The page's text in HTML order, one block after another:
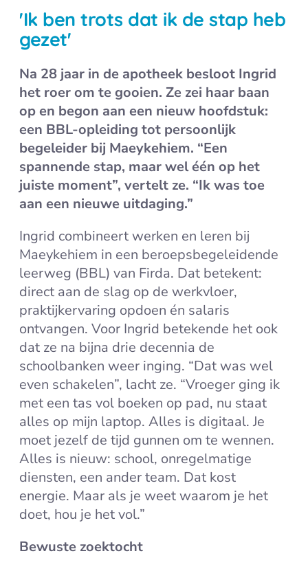
'Ik ben trots dat ik de stap heb
gezet'
Na 28 jaar in de apotheek besloot Ingrid
het roer om te gooien. Ze zei haar baan
op en begon aan een nieuw hoofdstuk:
een BBL-opleiding tot persoonlijk
begeleider bij Maeykehiem. “Een
spannende stap, maar wel één op het
juiste moment”, vertelt ze. “Ik was toe
aan een nieuwe uitdaging.”
Ingrid combineert werken en leren bij
Maeykehiem in een beroepsbegeleidende
leerweg (BBL) van Firda. Dat betekent:
direct aan de slag op de werkvloer,
praktijkervaring opdoen én salaris
ontvangen. Voor Ingrid betekende het ook
dat ze na bijna drie decennia de
schoolbanken weer inging. “Dat was wel
even schakelen”, lacht ze. “Vroeger ging ik
met een tas vol boeken op pad, nu staat
alles op mijn laptop. Alles is digitaal. Je
moet jezelf de tijd gunnen om te wennen.
Alles is nieuw: school, onregelmatige
diensten, een ander team. Dat kost
energie. Maar als je weet waarom je het
doet, hou je het vol.”
Bewuste zoektocht